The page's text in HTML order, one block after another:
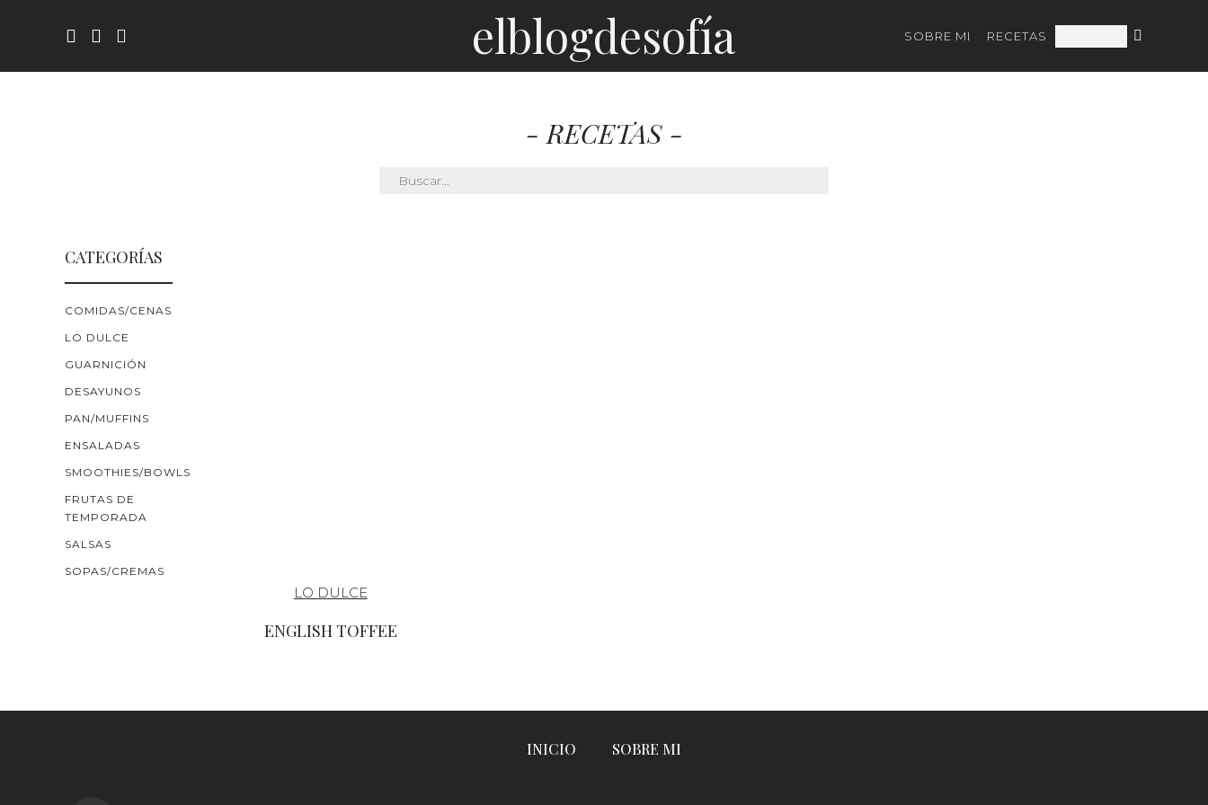
elblogdesofía SOBRE MI RECETAS
- RECETAS -
CATEGORÍAS
COMIDAS/CENAS
LO DULCE
GUARNICIÓN
DESAYUNOS
PAN/MUFFINS
ENSALADAS
SMOOTHIES/BOWLS
FRUTAS DE
TEMPORADA
SALSAS
SOPAS/CREMAS
LO DULCE
ENGLISH TOFFEE
INICIO SOBRE MI